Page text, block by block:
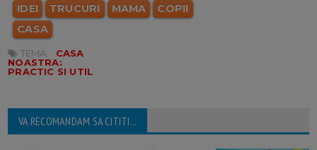
IDEI
TRUCURI MAMA
COPII
CASA
TEMA:
CASA
NOASTRA:
PRACTIC SI UTIL
VA RECOMANDAM SA CITITI...